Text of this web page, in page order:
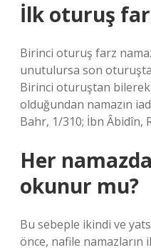
İlk oturuş
Birinci oturuş farz
unutulursa son oturuşta
Birinci oturuştan
olduğundan namazın
Bahr, 1/310; İbn Âbidîn,
Her
okunur mu?
Bu sebeple ikindi ve
önce, nafile namazların